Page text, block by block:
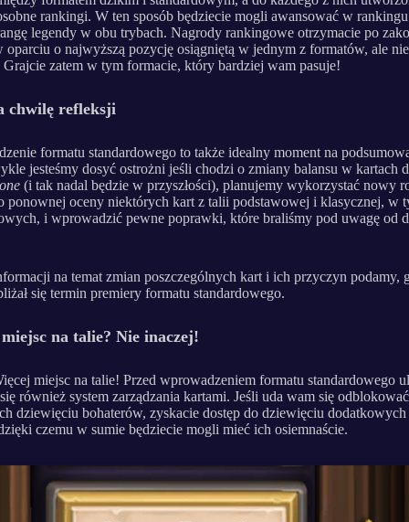
rankingi. W ten sposób będziecie mogli awansować w
legendy w obu trybach. Nagrody rankingowe otrzymacie po
oparciu o najwyższą pozycję osiągniętą w jednym z formatów, ale nie
zatem w tym formacie, który bardziej wam pasuje!
chwilę refleksji
formatu standardowego to także idealny moment na
jesteśmy dosyć ostrożni jeśli chodzi o zmiany balansu w kartach
(i tak nadal będzie w przyszłości), planujemy wykorzystać nowy
ponownej oceny niektórych kart z talii podstawowej i klasycznej, w
i wprowadzić pewne poprawki, które braliśmy pod uwagę od
na temat zmian poszczególnych kart i ich przyczyn podamy,
się termin premiery formatu standardowego.
na talie? Nie inaczej!
miejsc na talie! Przed wprowadzeniem formatu standardowego
również system zarządzania kartami. Jeśli uda wam się odblokować
dziewięciu bohaterów, zyskacie dostęp do dziewięciu dodatkowych
czemu w sumie będziecie mogli mieć ich osiemnaście.